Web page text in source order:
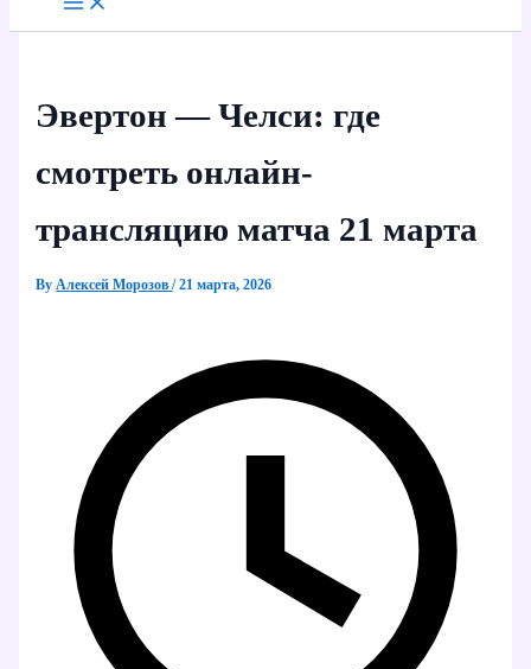
Эвертон — Челси: где
смотреть онлайн-
трансляцию матча 21 марта
ByАлексей Морозов/21 марта, 2026